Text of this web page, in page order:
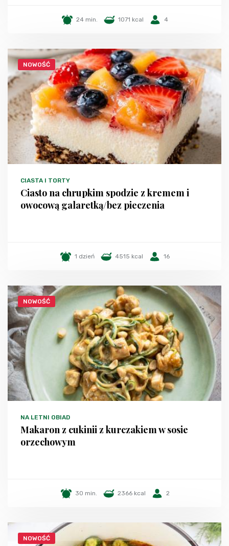
24 min. 1071 kcal 4
NOWOŚĆ
CIASTA I TORTY
Ciasto na chrupkim spodzie z kremem i
owocową galaretką/bez pieczenia
1 dzień 4515 kcal 16
NOWOŚĆ
NA LETNI OBIAD
Makaron z cukinii z kurczakiem w sosie
orzechowym
30 min. 2366 kcal 2
NOWOŚĆ